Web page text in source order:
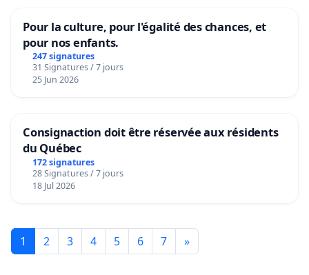
Pour la culture, pour l'égalité des chances, et
pour nos enfants.
247 signatures
31 Signatures / 7 jours
25 Jun 2026
Consignaction doit être réservée aux résidents
du Québec
172 signatures
28 Signatures / 7 jours
18 Jul 2026
1 2 3 4 5 6 7 »